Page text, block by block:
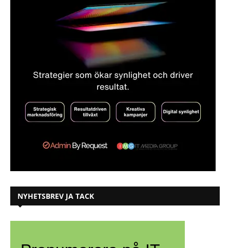
NYHETSBREV JA TACK